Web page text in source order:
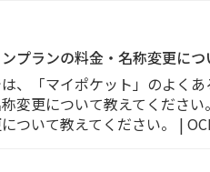
プランの料金・名称変更につ
、「マイポケット」のよく
変更について教えてくださ
ついて教えてください。 |